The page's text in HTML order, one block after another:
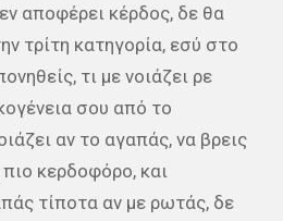
αποφέρει κέρδος, δε θα
τρίτη κατηγορία, εσύ στο
τι με νοιάζει ρε
σου από το
αν το αγαπάς, να βρεις
πιο κερδοφόρο, και
τίποτα αν με ρωτάς, δε